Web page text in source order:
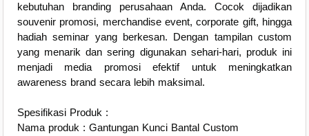
kebutuhan branding perusahaan Anda. Cocok dijadikan
souvenir promosi, merchandise event, corporate gift, hingga
hadiah seminar yang berkesan. Dengan tampilan custom
yang menarik dan sering digunakan sehari-hari, produk ini
menjadi media promosi efektif untuk meningkatkan
awareness brand secara lebih maksimal.
Spesifikasi Produk :
Nama produk : Gantungan Kunci Bantal Custom